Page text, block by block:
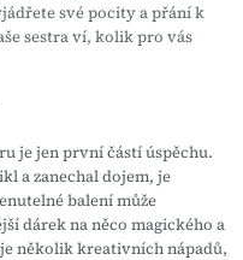
své pocity a přání k
sestra ví, kolik pro vás
je jen první částí úspěchu.
a zanechal dojem, je
balení může
dárek na něco magického a
několik kreativních nápadů,